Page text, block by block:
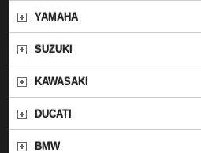
YAMAHA
SUZUKI
KAWASAKI
DUCATI
BMW